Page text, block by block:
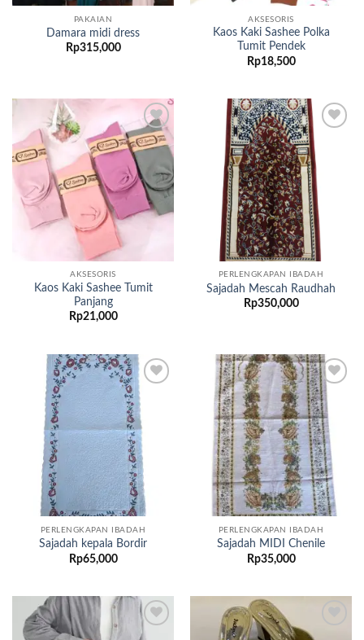
PAKAIAN
Damara midi dress
Rp315,000
AKSESORIS
Kaos Kaki Sashee Polka
Tumit Pendek
Rp18,500
Add to
wishlist
AKSESORIS
Kaos Kaki Sashee Tumit
Panjang
Rp21,000
Add to
wishlist
PERLENGKAPAN IBADAH
Sajadah Mescah Raudhah
Rp350,000
Add to
wishlist
PERLENGKAPAN IBADAH
Sajadah kepala Bordir
Rp65,000
Add to
wishlist
PERLENGKAPAN IBADAH
Sajadah MIDI Chenile
Rp35,000
Add to
Add to